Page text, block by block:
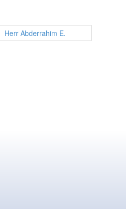
Herr Abderrahim E.